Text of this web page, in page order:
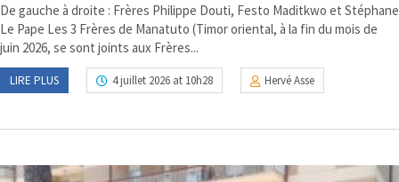
De gauche à droite : Frères Philippe Douti, Festo Maditkwo et Stéphane
Le Pape Les 3 Frères de Manatuto (Timor oriental, à la fin du mois de
juin 2026, se sont joints aux Frères...
LIRE PLUS 4 juillet 2026 at 10h28 Hervé Asse